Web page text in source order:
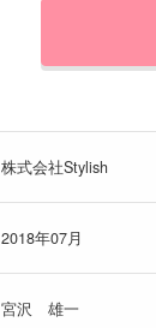
株式会社Stylish
2018年07月
宮沢 雄一